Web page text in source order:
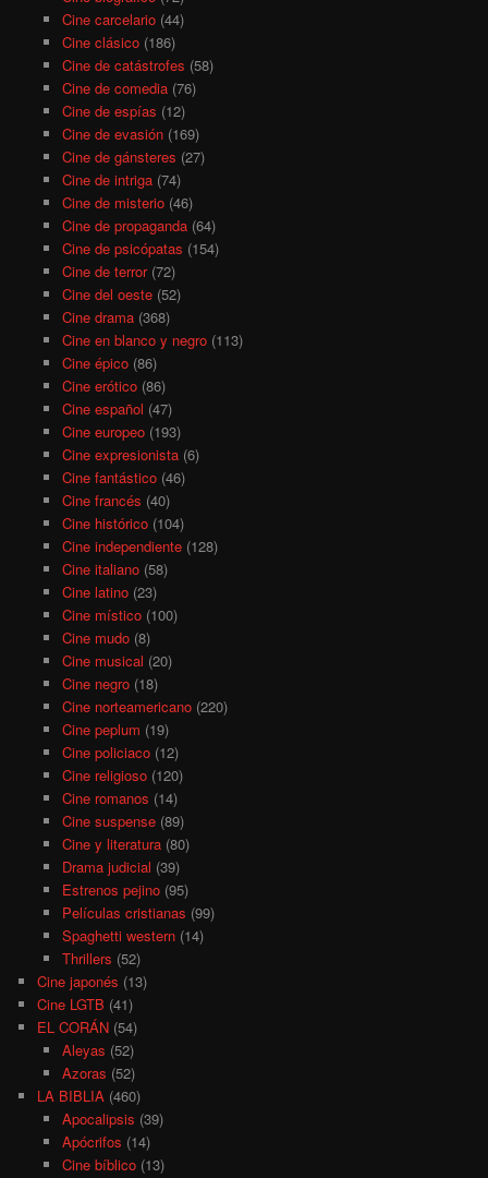
Cine carcelario(44)
Cine clásico(186)
Cine de catástrofes (58)
Cine de comedia(76)
Cine de espías (12)
Cine de evasión(169)
Cine de gánsteres (27)
Cine de intriga(74)
Cine de misterio(46)
Cine de propaganda(64)
Cine de psicópatas (154)
Cine de terror(72)
Cine del oeste(52)
Cine drama(368)
Cine en blanco y negro(113)
Cine épico(86)
Cine erótico(86)
Cine español (47)
Cine europeo(193)
Cine expresionista(6)
Cine fantástico(46)
Cine francés (40)
Cine histórico(104)
Cine independiente(128)
Cine italiano(58)
Cine latino(23)
Cine místico(100)
Cine mudo(8)
Cine musical (20)
Cine negro(18)
Cine norteamericano(220)
Cine peplum (19)
Cine policiaco(12)
Cine religioso(120)
Cine romanos (14)
Cine suspense(89)
Cine y literatura(80)
Drama judicial (39)
Estrenos pejino(95)
Películas cristianas (99)
Spaghetti western(14)
Thrillers (52)
Cine japonés (13)
Cine LGTB (41)
EL CORÁN (54)
Aleyas (52)
Azoras (52)
LA BIBLIA (460)
Apocalipsis (39)
Apócrifos (14)
Cine bíblico(13)